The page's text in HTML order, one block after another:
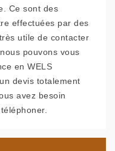
Ce sont des
effectuées par des
utile de contacter
pouvons vous
en WELS
devis totalement
avez besoin